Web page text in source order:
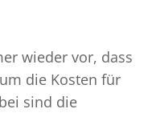
wieder vor, dass
die Kosten für
sind die